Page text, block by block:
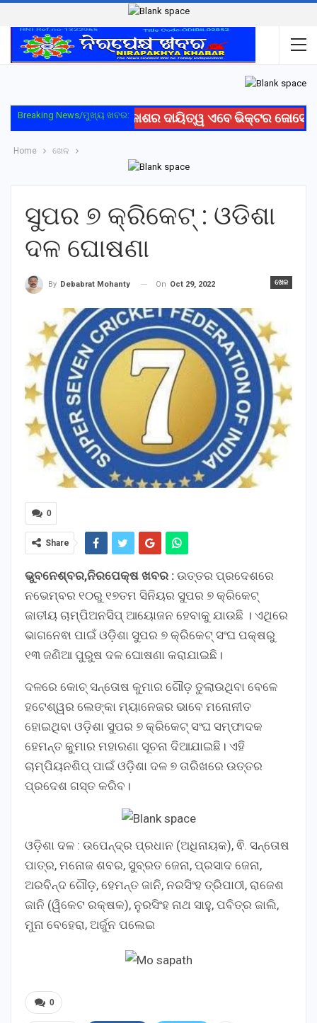
Breaking News/ମୁଖ୍ୟ ଖବର:
ରେଳ ସୁରକ୍ଷା ଓ ବିକାଶର ଦାୟିତ୍ୱ ଏବେ ଭିକ୍ଟର
Home ଖେଳ
ସୁପର ୭ କ୍ରିକେଟ୍ : ଓଡିଶା
ଦଳ ଘୋଷଣା
ଖେଳ
By Debabrat Mohanty On Oct 29, 2022
0
Share
ଭୁବନେଶ୍ବର,ନିରପେକ୍ଷ ଖବର : ଉତ୍ତର ପ୍ରଦେଶରେ
ନଭେମ୍ବର ୧୦ରୁ ୧୭ତମ ସିନିୟର ସୁପର ୭ କ୍ରିକେଟ୍
ଜାତୀୟ ଚାମ୍ପିଅନସିପ୍ ଆୟୋଜନ ହେବାକୁ ଯାଉଛି । ଏଥିରେ
ଭାଗନେଵା ପାଇଁ ଓଡ଼ିଶା ସୁପର ୭ କ୍ରିକେଟ୍ ସଂଘ ପକ୍ଷରୁ
୧୩ ଜଣିଆ ପୁରୁଷ ଦଳ ଘୋଷଣା କରାଯାଇଛି।
ଦଳରେ କୋଚ୍ ସନ୍ତୋଷ କୁମାର ଗୌଡ଼ ତୁଲାଉଥିବା ବେଳେ
ହଟେଶ୍ୱର ଲେଙ୍କା ମ୍ୟାନେଜର ଭାବେ ମନୋନୀତ
ହୋଇଥିବା ଓଡ଼ିଶା ସୁପର ୭ କ୍ରିକେଟ୍ ସଂଘ ସମ୍ଫାଦକ
ହେମନ୍ତ କୁମାର ମହାରଣା ସୂଚନା ଦିଆଯାଇଛି। ଏହି
ଚାମ୍ପିୟନଶିପ୍ ପାଇଁ ଓଡ଼ିଶା ଦଳ ୭ ତାରିଖରେ ଉତ୍ତର
ପ୍ରଦେଶ ଗସ୍ତ କରିବ।
ଓଡ଼ିଶା ଦଳ : ଉପେନ୍ଦ୍ର ପ୍ରଧାନ (ଅଧିନାୟକ), ଵି. ସନ୍ତୋଷ
ପାତ୍ର, ମନୋଜ ଶବର, ସୁବ୍ରତ ଜେନା, ପ୍ରସାଦ ଜେନା,
ଅରବିନ୍ଦ ଗୌଡ଼, ହେମନ୍ତ ଜାନି, ନରସିଂହ ତ୍ରିପାଠୀ, ରାଜେଶ
ଜାନି (ୱିକେଟ ରକ୍ଷକ), ନୁରସିଂହ ନାଥ ସାହୁ, ପବିତ୍ର ଜାଲି,
ମୁନା ବେହେରା, ଅର୍ଜୁନ ପଲେଇ
0